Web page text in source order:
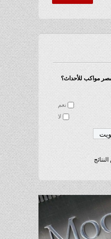
مواكب للأحداث؟
نعم
لا